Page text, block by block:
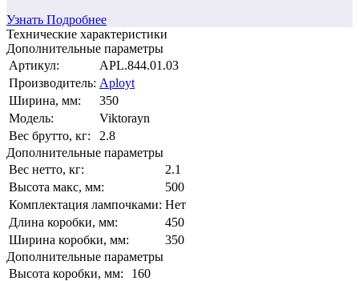
Узнать Подробнее
Технические характеристики
Дополнительные параметры
Артикул:
APL.844.01.03
Производитель: Aployt
Ширина, мм:
350
Модель:
Viktorayn
Вес брутто, кг:
2.8
Дополнительные параметры
Вес нетто, кг:
2.1
Высота макс, мм:
500
Комплектация лампочками: Нет
Длина коробки, мм:
450
Ширина коробки, мм:
350
Дополнительные параметры
Высота коробки, мм:
160